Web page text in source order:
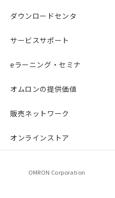
ダウンロードセンタ
サービスサポート
eラーニング・セミナ
オムロンの提供価値
販売ネットワーク
オンラインストア
OMRON Corporation